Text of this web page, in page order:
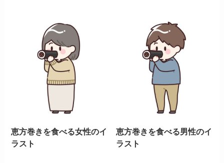
恵方巻きを食べる女性のイ
ラスト
恵方巻きを食べる男性のイ
ラスト